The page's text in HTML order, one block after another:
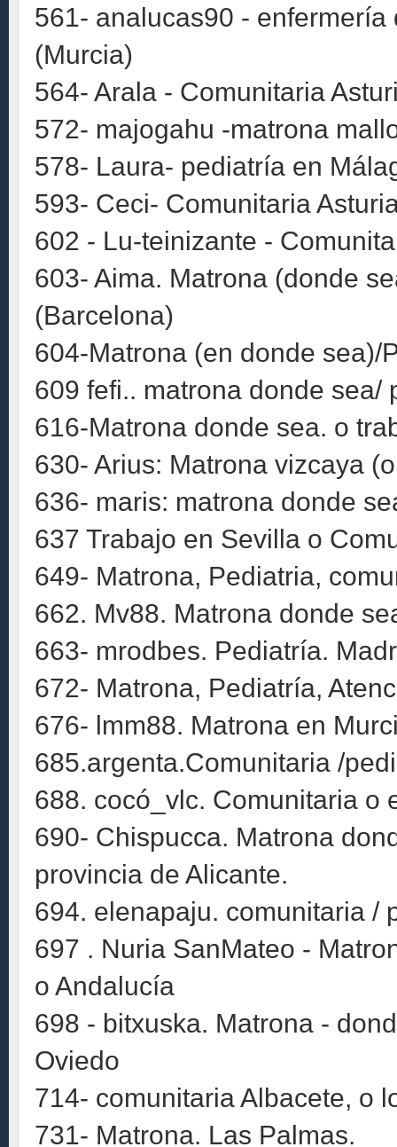
561- analucas90 -
(Murcia)
564- Arala - Comunitaria
572- majogahu -matrona
578- Laura- pediatría en
593- Ceci- Comunitaria
602 - Lu-teinizante -
603- Aima. Matrona (donde
(Barcelona)
604-Matrona (en donde sea)/
609 fefi.. matrona donde sea/
616-Matrona donde sea. o
630- Arius: Matrona vizcaya
636- maris: matrona donde
637 Trabajo en Sevilla o
649- Matrona, Pediatria,
662. Mv88. Matrona donde
663- mrodbes. Pediatría.
672- Matrona, Pediatría,
676- lmm88. Matrona en
685.argenta.Comunitaria /
688. cocó_vlc. Comunitaria o
690- Chispucca. Matrona
provincia de Alicante.
694. elenapaju. comunitaria /
697 . Nuria SanMateo -
o Andalucía
698 - bitxuska. Matrona -
Oviedo
714- comunitaria Albacete, o
731- Matrona. Las Palmas.